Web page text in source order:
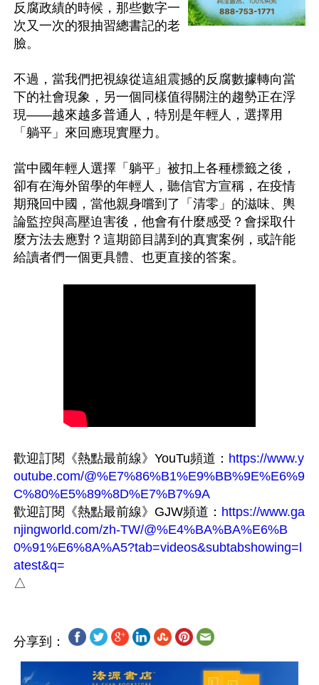
反腐政績的時候，那些數字一
次又一次的狠抽習總書記的老
臉。
不過，當我們把視線從這組震撼的反腐數據轉向當
下的社會現象，另一個同樣值得關注的趨勢正在浮
現——越來越多普通人，特別是年輕人，選擇用
「躺平」來回應現實壓力。
當中國年輕人選擇「躺平」被扣上各種標籤之後，
卻有在海外留學的年輕人，聽信官方宣稱，在疫情
期飛回中國，當他親身嚐到了「清零」的滋味、輿
論監控與高壓迫害後，他會有什麼感受？會採取什
麼方法去應對？這期節目講到的真實案例，或許能
歡迎訂閱《熱點最前線》YouTu頻道： https://www.y
outube.com/@%E7%86%B1%E9%BB%9E%E6%9
C%80%E5%89%8D%E7%B7%9A
歡迎訂閱《熱點最前線》GJW頻道： https://www.ga
njingworld.com/zh-TW/@%E4%BA%BA%E6%B
0%91%E6%8A%A5?tab=videos&subtabshowing=l
atest&q=
分享到：